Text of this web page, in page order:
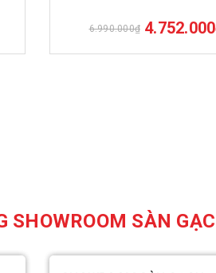
6.990.000₫
SHOWROOM SÀN